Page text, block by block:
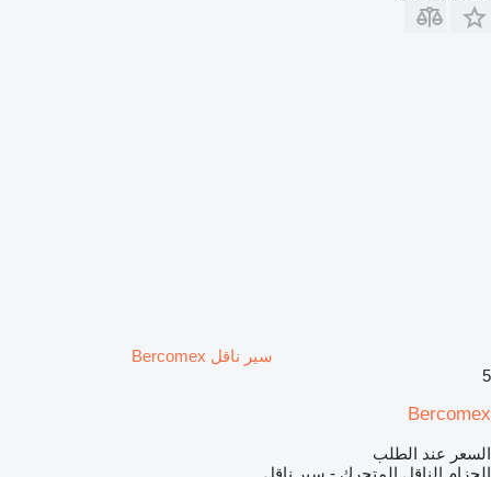
سير ناقل Bercomex
5
Bercomex
السعر عند الطلب
الحزام الناقل المتحرك - سير ناقل